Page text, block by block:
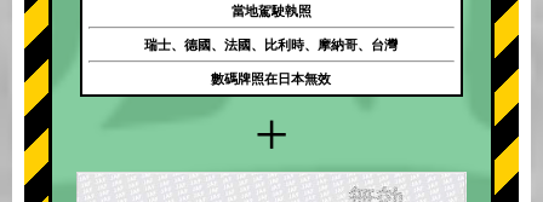
+
當地駕駛執照
瑞士、德國、法國、比利時、摩納哥、台灣
數碼牌照在日本無效